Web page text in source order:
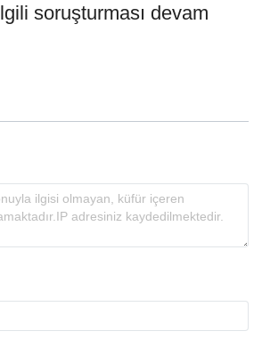
soruşturması devam